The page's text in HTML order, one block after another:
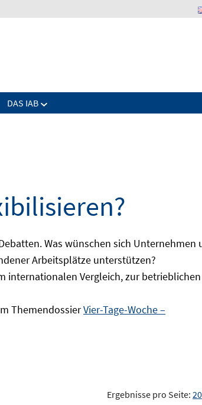
DAS IAB
Was wünschen sich Unternehmen
Arbeitsplätze unterstützen?
internationalen Vergleich, zur betrieblichen
ThemendossierVier-Tage-Woche –
Ergebnisse pro Seite: 20